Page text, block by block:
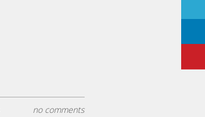
no comments